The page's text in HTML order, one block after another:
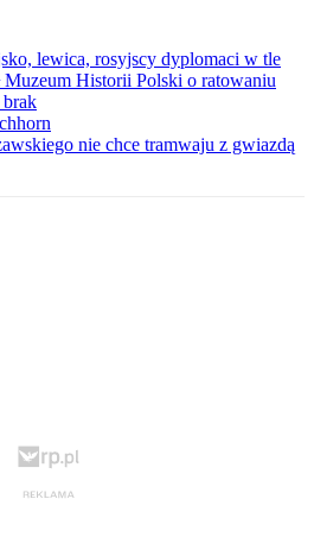
lewica, rosyjscy dyplomaci w tle
Muzeum Historii Polski o ratowaniu
nie chce tramwaju z gwiazdą